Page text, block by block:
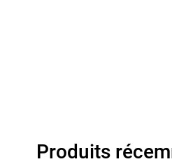
Produits